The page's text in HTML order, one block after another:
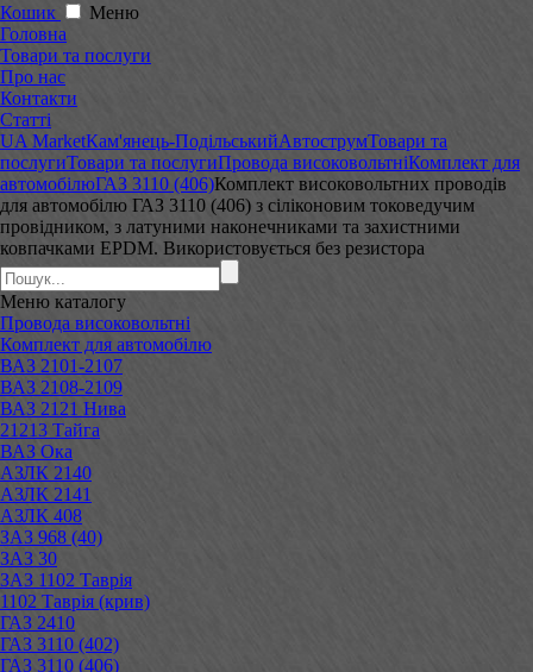
Кошик
Меню
Головна
Товари та послуги
Про нас
Контакти
Статті
UA MarketКам'янець-ПодільськийАвтострумТовари та
послугиТовари та послугиПровода високовольтніКомплект для
автомобілюГАЗ 3110 (406)Комплект високовольтних проводів
для автомобілю ГАЗ 3110 (406) з сіліконовим токоведучим
провідником, з латуними наконечниками та захистними
ковпачками EPDM. Використовується без резистора
Меню каталогу
Провода високовольтні
Комплект для автомобілю
ВАЗ 2101-2107
ВАЗ 2108-2109
ВАЗ 2121 Нива
21213 Тайга
ВАЗ Ока
АЗЛК 2140
АЗЛК 2141
АЗЛК 408
ЗАЗ 968 (40)
ЗАЗ 30
ЗАЗ 1102 Таврія
1102 Таврія (крив)
ГАЗ 2410
ГАЗ 3110 (402)
ГАЗ 3110 (406)